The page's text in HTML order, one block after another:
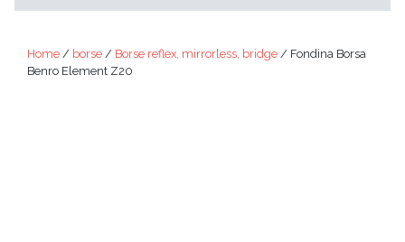
Home / borse / Borse reflex, mirrorless, bridge / Fondina Borsa
Benro Element Z20